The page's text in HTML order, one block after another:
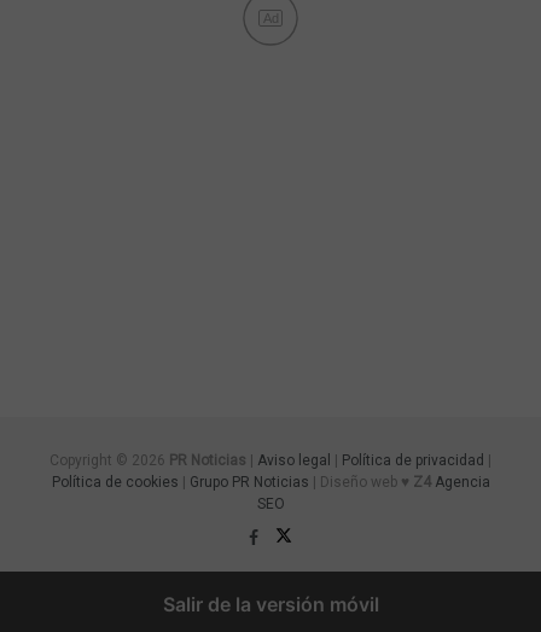
Ad
Copyright © 2026 PR Noticias Aviso legal Política de privacidad
Política de cookies
Grupo PR Noticias | Diseño web ♥ Z4 Agencia
SEO
Salir de la versión móvil